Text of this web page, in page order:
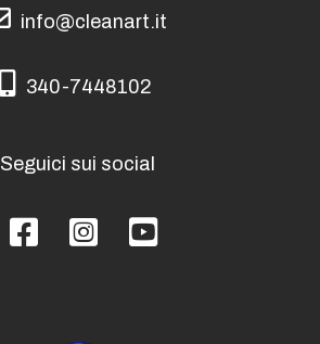
info@cleanart.it
info@cleanart.it
340-7448102
340-7448102
Seguici sui social